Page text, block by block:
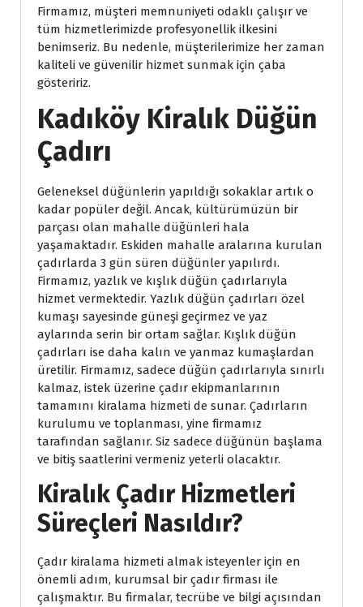
Firmamız, müşteri memnuniyeti odaklı çalışır ve
tüm hizmetlerimizde profesyonellik ilkesini
benimseriz. Bu nedenle, müşterilerimize her zaman
kaliteli ve güvenilir hizmet sunmak için çaba
gösteririz.
Kadıköy Kiralık Düğün
Çadırı
Geleneksel düğünlerin yapıldığı sokaklar artık o
kadar popüler değil. Ancak, kültürümüzün bir
parçası olan mahalle düğünleri hala
yaşamaktadır. Eskiden mahalle aralarına kurulan
çadırlarda 3 gün süren düğünler yapılırdı.
Firmamız, yazlık ve kışlık düğün çadırlarıyla
hizmet vermektedir. Yazlık düğün çadırları özel
kumaşı sayesinde güneşi geçirmez ve yaz
aylarında serin bir ortam sağlar. Kışlık düğün
çadırları ise daha kalın ve yanmaz kumaşlardan
üretilir. Firmamız, sadece düğün çadırlarıyla sınırlı
kalmaz, istek üzerine çadır ekipmanlarının
tamamını kiralama hizmeti de sunar. Çadırların
kurulumu ve toplanması, yine firmamız
tarafından sağlanır. Siz sadece düğünün başlama
ve bitiş saatlerini vermeniz yeterli olacaktır.
Kiralık Çadır Hizmetleri
Süreçleri Nasıldır?
Çadır kiralama hizmeti almak isteyenler için en
önemli adım, kurumsal bir çadır firması ile
çalışmaktır. Bu firmalar, tecrübe ve bilgi açısından